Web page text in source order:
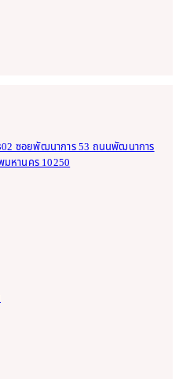
ซอยพัฒนาการ 53 ถนนพัฒนาการ
มหานคร 10250